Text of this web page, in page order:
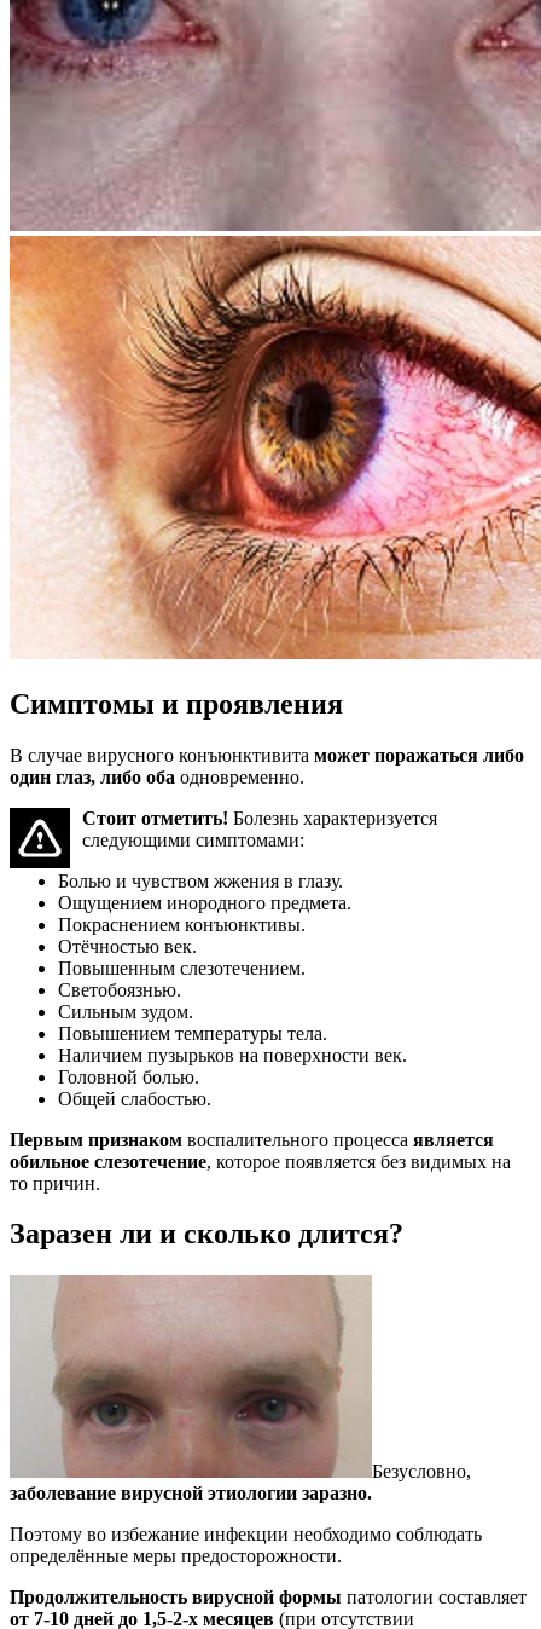
Симптомы и проявления
В случае вирусного конъюнктивита может поражаться либо
один глаз, либо оба одновременно.
Стоит отметить! Болезнь характеризуется
следующими симптомами:
Болью и чувством жжения в глазу.
Ощущением инородного предмета.
Покраснением конъюнктивы.
Отёчностью век.
Повышенным слезотечением.
Светобоязнью.
Сильным зудом.
Повышением температуры тела.
Наличием пузырьков на поверхности век.
Головной болью.
Общей слабостью.
Первым признаком воспалительного процесса является
обильное слезотечение, которое появляется без видимых на
то причин.
Заразен ли и сколько длится?
Безусловно,
заболевание вирусной этиологии заразно.
Поэтому во избежание инфекции необходимо соблюдать
определённые меры предосторожности.
Продолжительность вирусной формы патологии составляет
от 7-10 дней до 1,5-2-х месяцев (при отсутствии